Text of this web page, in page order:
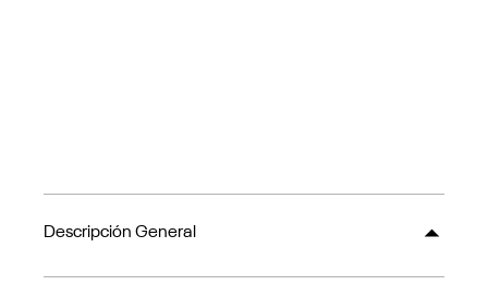
Descripción General